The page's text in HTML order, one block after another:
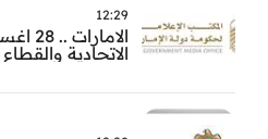
12:29
الاتحادية